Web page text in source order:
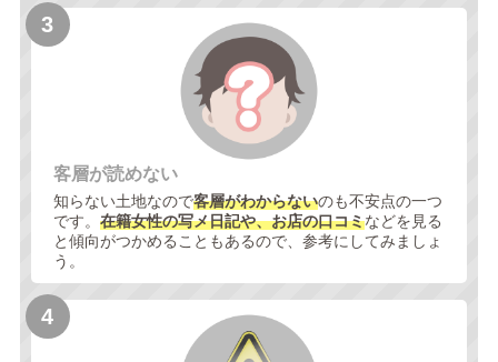
客層が読めない
知らない土地なので客層がわからないのも不安点の一つ
です。 在籍女性の写メ日記や、お店の口コミなどを見る
と傾向がつかめることもあるので、参考にしてみましょ
う。